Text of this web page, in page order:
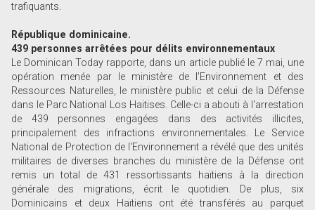
trafiquants.
République dominicaine.
439 personnes arrêtées pour délits environnementaux
Le Dominican Today rapporte, dans un article publié le 7 mai, une
opération menée par le ministère de l'Environnement et des
Ressources Naturelles, le ministère public et celui de la Défense
dans le Parc National Los Haitises. Celle-ci a abouti à l'arrestation
de 439 personnes engagées dans des activités illicites,
principalement des infractions environnementales. Le Service
National de Protection de l'Environnement a révélé que des unités
militaires de diverses branches du ministère de la Défense ont
remis un total de 431 ressortissants haïtiens à la direction
générale des migrations, écrit le quotidien. De plus, six
Dominicains et deux Haïtiens ont été transférés au parquet